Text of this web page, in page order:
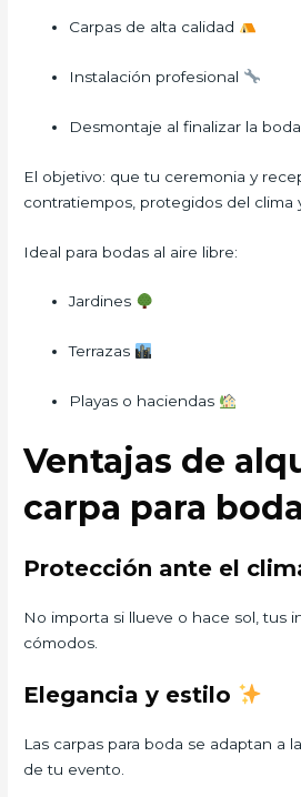
Carpas de alta calidad
Instalación profesional
Desmontaje al finalizar la boda
El objetivo: que tu ceremonia y
contratiempos, protegidos del clima
Ideal para bodas al aire libre:
Jardines
Terrazas
Playas o haciendas
Ventajas de
carpa para boda
Protección ante el
No importa si llueve o hace sol, tus
cómodos.
Elegancia y estilo
Las carpas para boda se adaptan a
de tu evento.